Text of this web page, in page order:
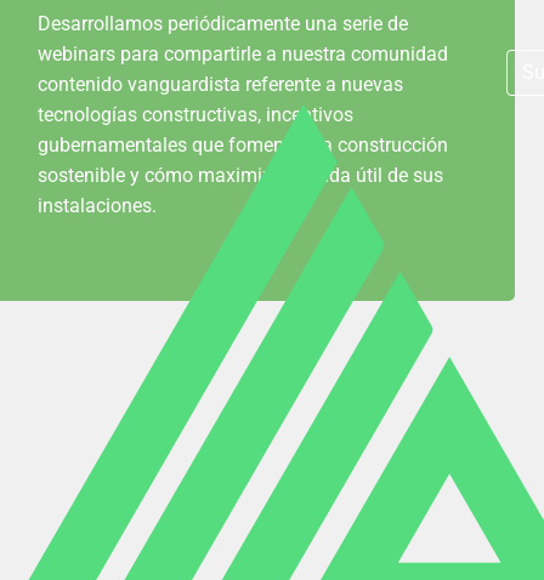
Desarrollamos periódicamente una serie de
webinars para compartirle a nuestra comunidad
contenido vanguardista referente a nuevas
tecnologías constructivas, incentivos
gubernamentales que fomentan la construcción
sostenible y cómo maximizar la vida útil de sus
instalaciones.